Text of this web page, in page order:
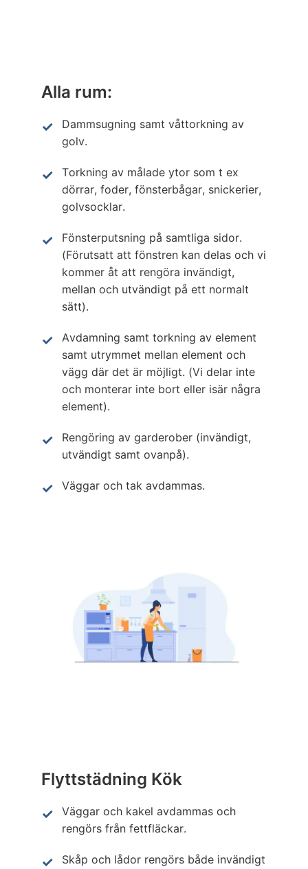
Alla rum:
Dammsugning samt våttorkning av
golv.
Torkning av målade ytor som t ex
dörrar, foder, fönsterbågar, snickerier,
golvsocklar.
Fönsterputsning på samtliga sidor.
(Förutsatt att fönstren kan delas och vi
kommer åt att rengöra invändigt,
mellan och utvändigt på ett normalt
sätt).
Avdamning samt torkning av element
samt utrymmet mellan element och
vägg där det är möjligt. (Vi delar inte
och monterar inte bort eller isär några
element).
Rengöring av garderober (invändigt,
utvändigt samt ovanpå).
Väggar och tak avdammas.
Flyttstädning Kök
Väggar och kakel avdammas och
rengörs från fettfläckar.
Skåp och lådor rengörs både invändigt